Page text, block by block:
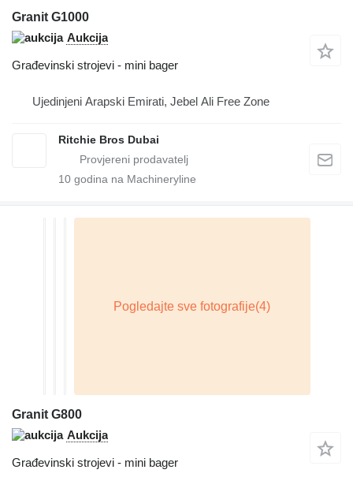
Granit G1000
Aukcija
Građevinski strojevi - mini bager
Ujedinjeni Arapski Emirati, Jebel Ali Free Zone
Ritchie Bros Dubai
10 godina na Machineryline
Granit G800
Aukcija
Građevinski strojevi - mini bager